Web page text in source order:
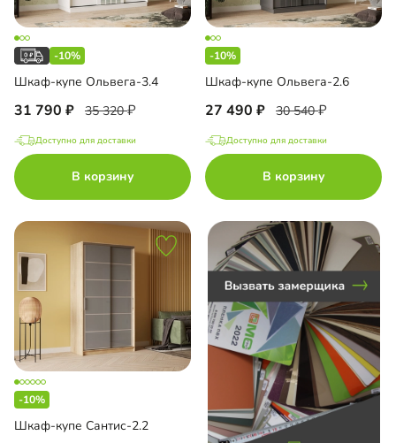
купе угловой
встроенный
до
до
до
-10%
Шкаф-купе Ольвега-3.4
31 790 35 320
Доступно для доставки
В корзину
-10%
Шкаф-купе Ольвега-2.6
27 490 30 540
Доступно для доставки
В корзину
-10%
Шкаф-купе Сантис-2.2